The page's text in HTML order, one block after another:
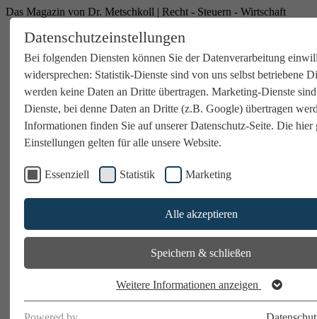
Datenschutzeinstellungen
Bei folgenden Diensten können Sie der Datenverarbeitung
widersprechen: Statistik-Dienste sind von uns selbst betriebene
werden keine Daten an Dritte übertragen. Marketing-Dienste
Dienste, bei denne Daten an Dritte (z.B. Google) übertragen
Informationen finden Sie auf unserer Datenschutz-Seite. Die hier
Einstellungen gelten für alle unsere Website.
Essenziell Statistik Marketing
Alle akzeptieren
Speichern & schließen
Weitere Informationen anzeigen
Das Magazin von Dr. Metschkoll | Recht - Steuern - Wirtschaft